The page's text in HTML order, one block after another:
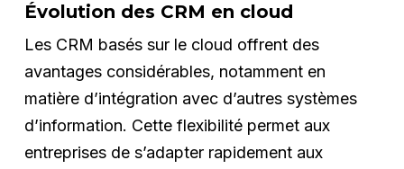
Évolution des CRM en cloud
Les CRM basés sur le cloud offrent des
avantages considérables, notamment en
matière d’intégration avec d’autres systèmes
d’information. Cette flexibilité permet aux
entreprises de s’adapter rapidement aux